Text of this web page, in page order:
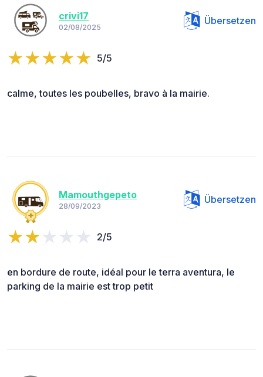
crivi17
02/08/2025
Übersetzen
5/5
calme, toutes les poubelles, bravo à la mairie.
Mamouthgepeto
28/09/2023
Übersetzen
2/5
en bordure de route, idéal pour le terra aventura, le
parking de la mairie est trop petit